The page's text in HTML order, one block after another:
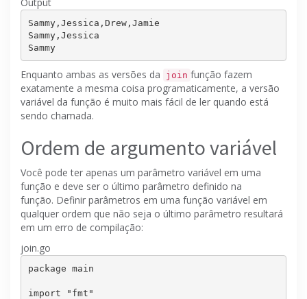
Sammy,Jessica,Drew,Jamie
Sammy,Jessica
Sammy
Enquanto ambas as versões da join função fazem
exatamente a mesma coisa programaticamente, a versão
variável da função é muito mais fácil de ler quando está
sendo chamada.
Ordem de argumento variável
Você pode ter apenas um parâmetro variável em uma
função e deve ser o último parâmetro definido na
função. Definir parâmetros em uma função variável em
qualquer ordem que não seja o último parâmetro resultará
em um erro de compilação:
join.go
package main
import "fmt"